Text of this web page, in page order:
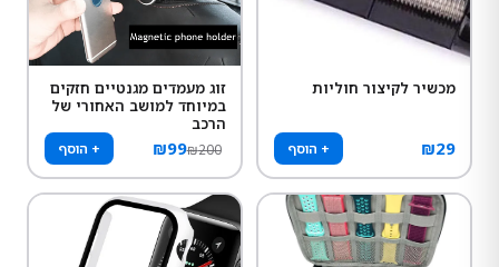
מכשיר לקיצור חוליות
₪29 + הוסף
זוג מעמדים מגנטיים חזקים
במיוחד למושב האחורי של
הרכב
₪99₪200 + הוסף